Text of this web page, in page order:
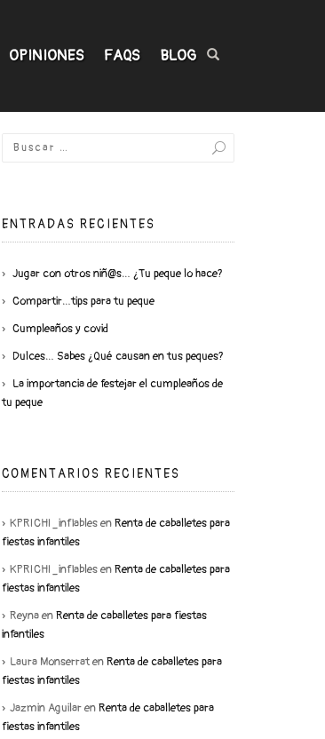
OPINIONES FAQS BLOG
ENTRADAS RECIENTES
Jugar con otros niñ@s… ¿Tu peque lo hace?
Compartir…tips para tu peque
Cumpleaños y covid
Dulces… Sabes ¿Qué causan en tus peques?
La importancia de festejar el cumpleaños de
tu peque
COMENTARIOS RECIENTES
KPRICHI_inflablesenRenta de caballetes para
fiestas infantiles
KPRICHI_inflablesenRenta de caballetes para
fiestas infantiles
ReynaenRenta de caballetes para fiestas
infantiles
Laura MonserratenRenta de caballetes para
fiestas infantiles
Jazmin AguilarenRenta de caballetes para
fiestas infantiles